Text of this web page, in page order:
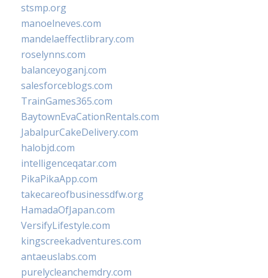
stsmp.org
manoelneves.com
mandelaeffectlibrary.com
roselynns.com
balanceyoganj.com
salesforceblogs.com
TrainGames365.com
BaytownEvaCationRentals.com
JabalpurCakeDelivery.com
halobjd.com
intelligenceqatar.com
PikaPikaApp.com
takecareofbusinessdfw.org
HamadaOfJapan.com
VersifyLifestyle.com
kingscreekadventures.com
antaeuslabs.com
purelycleanchemdry.com